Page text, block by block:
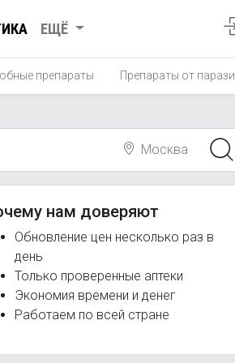
ЕЩЁ
препараты Препараты от
Москва
нам доверяют
Обновление цен несколько раз в
день
Только проверенные аптеки
Экономия времени и денег
Работаем по всей стране